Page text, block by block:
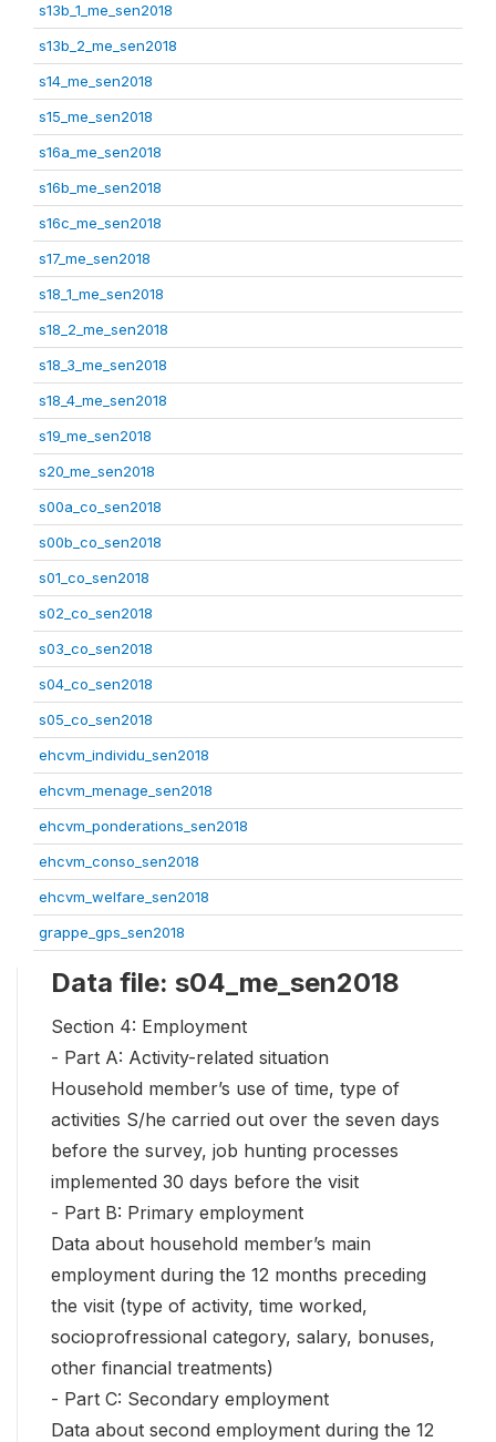
s13b_1_me_sen2018
s13b_2_me_sen2018
s14_me_sen2018
s15_me_sen2018
s16a_me_sen2018
s16b_me_sen2018
s16c_me_sen2018
s17_me_sen2018
s18_1_me_sen2018
s18_2_me_sen2018
s18_3_me_sen2018
s18_4_me_sen2018
s19_me_sen2018
s20_me_sen2018
s00a_co_sen2018
s00b_co_sen2018
s01_co_sen2018
s02_co_sen2018
s03_co_sen2018
s04_co_sen2018
s05_co_sen2018
ehcvm_individu_sen2018
ehcvm_menage_sen2018
ehcvm_ponderations_sen2018
ehcvm_conso_sen2018
ehcvm_welfare_sen2018
grappe_gps_sen2018
Data file: s04_me_sen2018
Section 4: Employment
- Part A: Activity-related situation
Household member’s use of time, type of
activities S/he carried out over the seven days
before the survey, job hunting processes
implemented 30 days before the visit
- Part B: Primary employment
Data about household member’s main
employment during the 12 months preceding
the visit (type of activity, time worked,
socioprofressional category, salary, bonuses,
other financial treatments)
- Part C: Secondary employment
Data about second employment during the 12